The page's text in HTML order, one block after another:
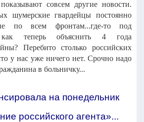
совсем другие новости.
шумерские гвардейцы постоянно
по всем фронтам...где-то под
теперь объяснить 4 года
Перебито столько российских
у нас уже ничего нет. Срочно надо
в больничку...
на понедельник
российского агента»...